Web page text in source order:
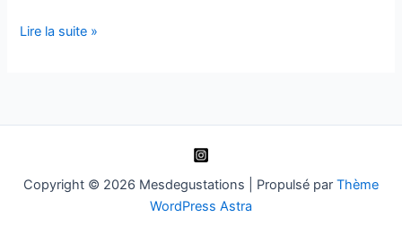
Vin
La
Lire la suite »
Copyright © 2026 Mesdegustations | Propulsé par Thème
WordPress Astra